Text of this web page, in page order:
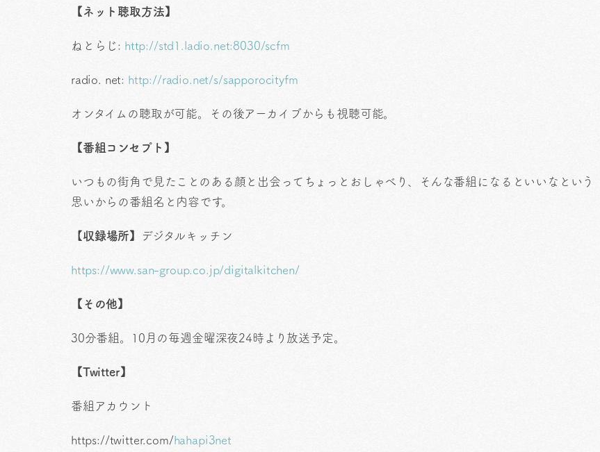
【ネット聴取方法】
ねとらじ: http://std1.ladio.net:8030/scfm
radio. net: http://radio.net/s/sapporocityfm
オンタイムの聴取が可能。その後アーカイブからも視聴可能。
【番組コンセプト】
いつもの街角で見たことのある顔と出会ってちょっとおしゃべり、そんな番組になるといいなという
思いからの番組名と内容です。
【収録場所】 デジタルキッチン
https://www.san-group.co.jp/digitalkitchen/
【その他】
30分番組。10月の毎週金曜深夜24時より放送予定。
【Twitter】
番組アカウント
https://twitter.com/hahapi3net